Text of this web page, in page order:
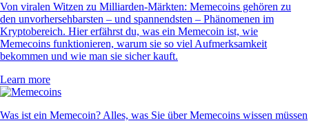
Von viralen Witzen zu Milliarden-Märkten: Memecoins gehören zu
den unvorhersehbarsten – und spannendsten – Phänomenen im
Kryptobereich. Hier erfährst du, was ein Memecoin ist, wie
Memecoins funktionieren, warum sie so viel Aufmerksamkeit
bekommen und wie man sie sicher kauft.
Learn more
Was ist ein Memecoin? Alles, was Sie über Memecoins wissen müssen